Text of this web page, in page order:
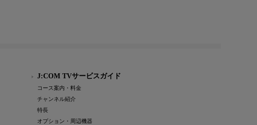
J:COM TVサービスガイド
コース案内・料金
チャンネル紹介
特長
オプション・周辺機器